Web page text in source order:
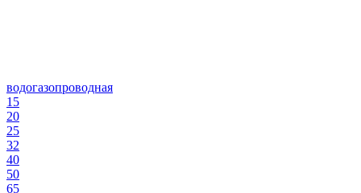
водогазопроводная
15
20
25
32
40
50
65